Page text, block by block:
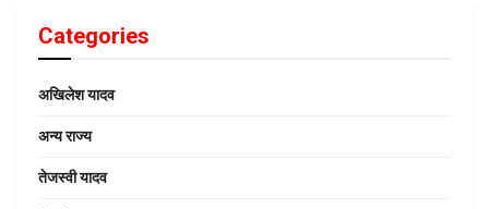
Categories
अखिलेश यादव
अन्य राज्य
तेजस्वी यादव